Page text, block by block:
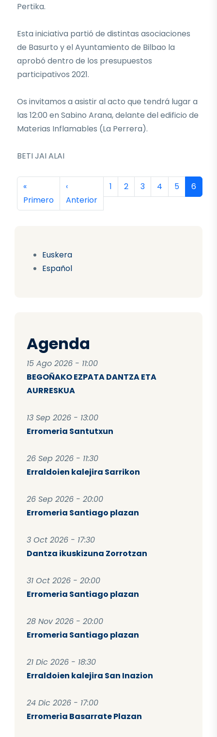
Euskera
Español
Agenda
15 Ago 2026 - 11:00
BEGOÑAKO EZPATA DANTZA ETA
AURRESKUA
13 Sep 2026 - 13:00
Erromeria Santutxun
26 Sep 2026 - 11:30
Erraldoien kalejira Sarrikon
26 Sep 2026 - 20:00
Erromeria Santiago plazan
3 Oct 2026 - 17:30
Dantza ikuskizuna Zorrotzan
31 Oct 2026 - 20:00
Erromeria Santiago plazan
28 Nov 2026 - 20:00
Erromeria Santiago plazan
21 Dic 2026 - 18:30
Erraldoien kalejira San Inazion
24 Dic 2026 - 17:00
Erromeria Basarrate Plazan
Pertika.
Esta iniciativa partió de distintas asociaciones
de Basurto y el Ayuntamiento de Bilbao la
aprobó dentro de los presupuestos
participativos 2021.
Os invitamos a asistir al acto que tendrá lugar a
las 12:00 en Sabino Arana, delante del edificio de
Materias Inflamables (La Perrera).
BETI JAI ALAI
Paginación
Primera página
«
Primero
Página anterior
‹
Anterior
Página
1 Página
2 Página
3 Página
4 Página
5 6